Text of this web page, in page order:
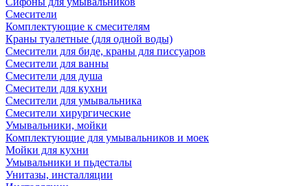
Смесители
Комплектующие к смесителям
Краны туалетные (для одной воды)
Смесители для биде, краны для писсуаров
Смесители для ванны
Смесители для душа
Смесители для кухни
Смесители для умывальника
Смесители хирургические
Умывальники, мойки
Комплектующие для умывальников и моек
Мойки для кухни
Умывальники и пьдесталы
Унитазы, инсталляции